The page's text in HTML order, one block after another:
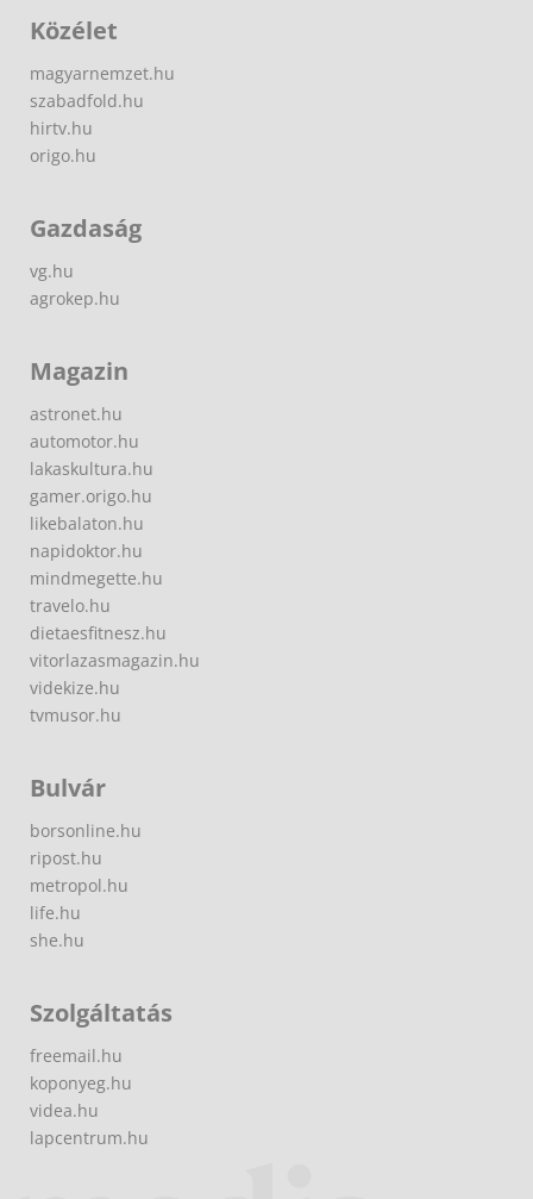
Közélet
magyarnemzet.hu
szabadfold.hu
hirtv.hu
origo.hu
Gazdaság
vg.hu
agrokep.hu
Magazin
astronet.hu
automotor.hu
lakaskultura.hu
gamer.origo.hu
likebalaton.hu
napidoktor.hu
mindmegette.hu
travelo.hu
dietaesfitnesz.hu
vitorlazasmagazin.hu
videkize.hu
tvmusor.hu
Bulvár
borsonline.hu
ripost.hu
metropol.hu
life.hu
she.hu
Szolgáltatás
freemail.hu
koponyeg.hu
videa.hu
lapcentrum.hu